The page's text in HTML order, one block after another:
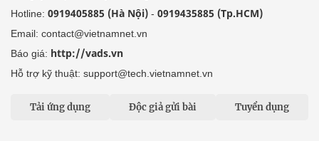
Hotline: 0919405885 (Hà Nội) - 0919435885 (Tp.HCM)
Email: contact@vietnamnet.vn
Báo giá: http://vads.vn
Hỗ trợ kỹ thuật: support@tech.vietnamnet.vn
Tải ứng dụng Độc giả gửi bài Tuyển dụng